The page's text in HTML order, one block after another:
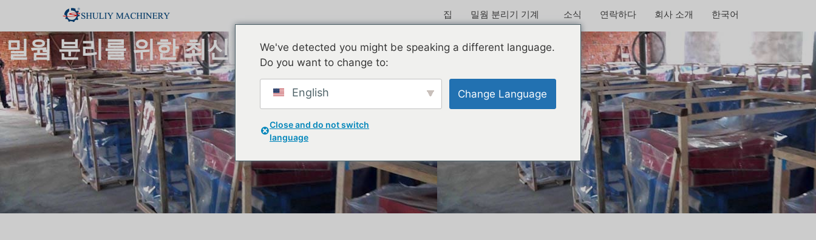
집 밀웜 분리기 기계 소식 연락하다 회사 소개 한국어
밀웜 분리를 위한 최신 Tenebrio Molitor 선별 기계
We've detected you might be speaking a different language.
Do you want to change to:
English Change Language
Close and do not switch
language